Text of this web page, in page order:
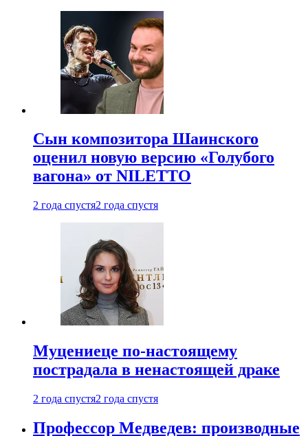
Сын композитора Шаинского
оценил новую версию «Голубого
вагона» от NILETTO
2 года спустя2 года спустя
Муцениеце по-настоящему
пострадала в ненастоящей драке
2 года спустя2 года спустя
Профессор Медведев: производные